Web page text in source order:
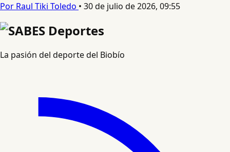
Por Raul Tiki Toledo • 30 de julio de 2026, 09:55
La pasión del deporte del Biobío